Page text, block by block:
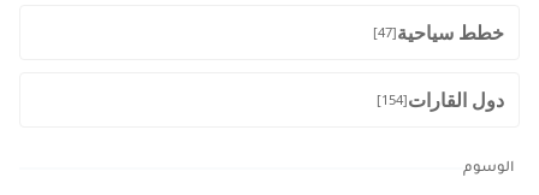
خطط سياحية[47]
دول القارات[154]
الوسوم